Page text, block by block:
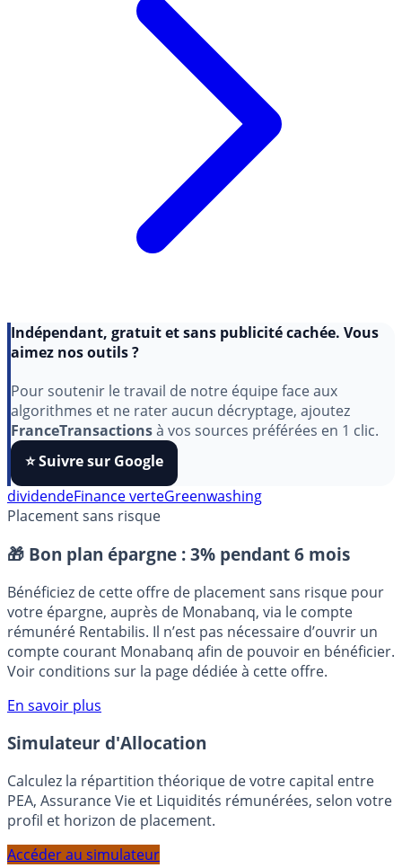
aimez nos outils ?
Pour soutenir le travail de notre équipe face aux
algorithmes et ne rater aucun décryptage, ajoutez
FranceTransactionsà vos sources préférées en 1 clic.
⭐️ Suivre sur Google
Placement sans risque
🎁 Bon plan épargne : 3% pendant 6 mois
Bénéficiez de cette offre de placement sans risque pour
votre épargne, auprès de Monabanq, via le compte
rémunéré Rentabilis. Il n’est pas nécessaire d’ouvrir un
compte courant Monabanq afin de pouvoir en bénéficier.
Voir conditions sur la page dédiée à cette offre.
En savoir plus
Simulateur d'Allocation
Calculez la répartition théorique de votre capital entre
profil et horizon de placement.